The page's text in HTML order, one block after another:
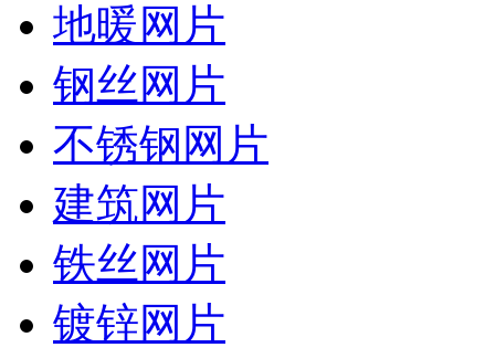
地暖网片
钢丝网片
不锈钢网片
建筑网片
铁丝网片
镀锌网片